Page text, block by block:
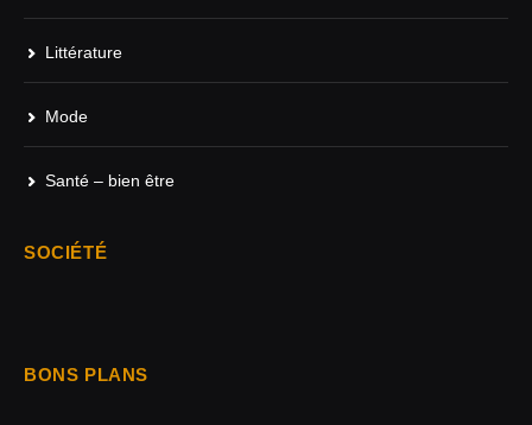
Littérature
Mode
Santé – bien être
SOCIÉTÉ
BONS PLANS